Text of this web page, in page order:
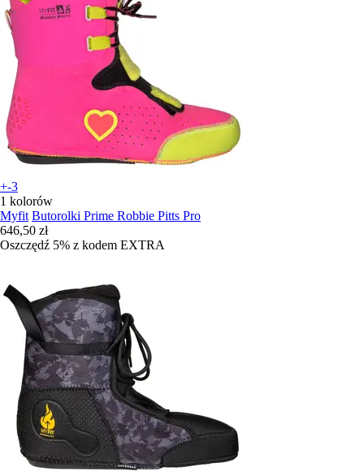
+-3
1 kolorów
Myfit Butorolki Prime Robbie Pitts Pro
646,50 zł
Oszczędź 5% z kodem EXTRA